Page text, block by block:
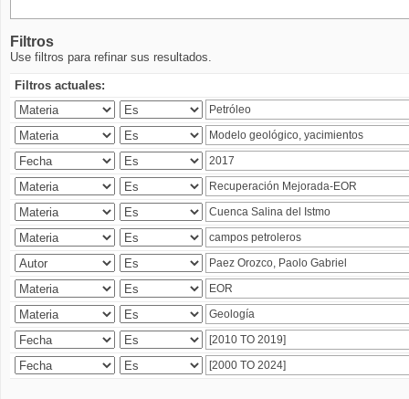
Filtros
Use filtros para refinar sus resultados.
Filtros actuales: